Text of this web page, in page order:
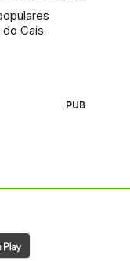
Cais
PUB